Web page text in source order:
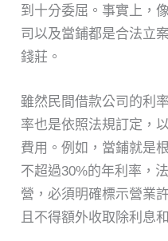
到十分委屈。事實上，
司以及當鋪都是合法立
錢莊。
雖然民間借款公司的利
率也是依照法規訂定，
費用。例如，當鋪就是
不超過30%的年利率，
營，必須明確標示營業
且不得額外收取除利息